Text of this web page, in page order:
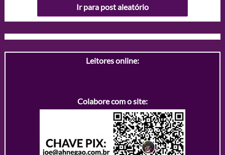
Ir para post aleatório
Leitores online:
Colabore com o site: